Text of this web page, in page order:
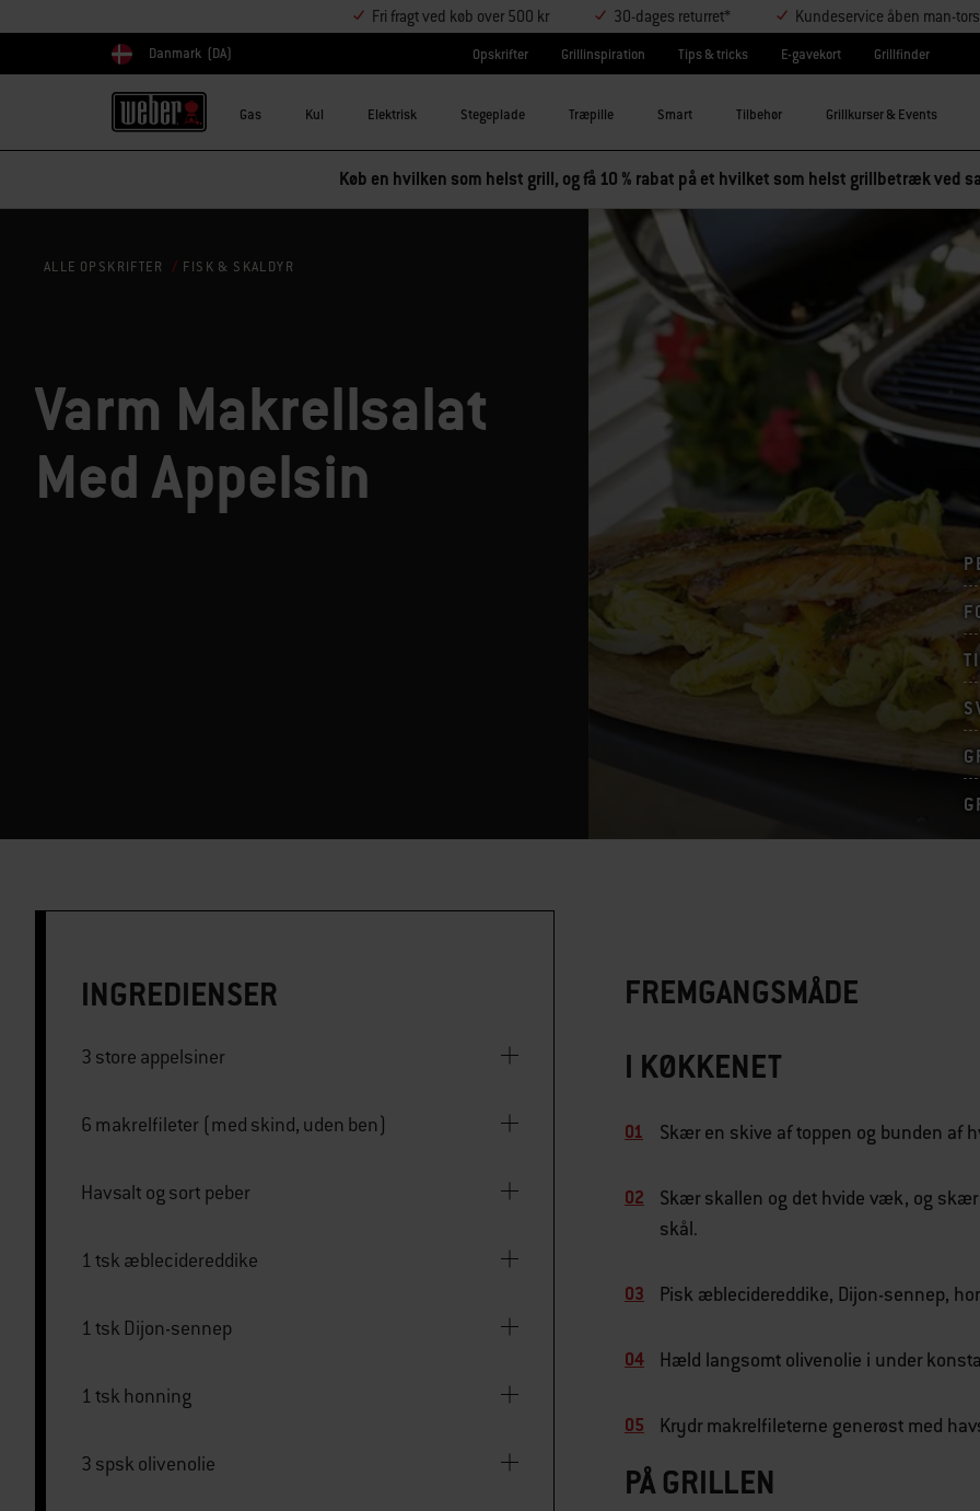
Fri fragt ved køb over 500 kr 30-dages returret* Kundeservice åben man-
Vælg land
Danmark (DA) Opskrifter Grillinspiration Tips & tricks E-gavekort Grillfinder
Gas Kul Elektrisk Stegeplade Træpille Smart Tilbehør Grillkurser & Events
Køb en hvilken som helst grill, og få 10 % rabat på et hvilket som helst grillbetræk ved
ALLE OPSKRIFTER FISK & SKALDYR
Varm Makrellsalat
Med Appelsin
INGREDIENSER
3 store appelsiner
6 makrelfileter (med skind, uden ben)
Havsalt og sort peber
1 tsk æblecidereddike
1 tsk Dijon-sennep
1 tsk honning
3 spsk olivenolie
FREMGANGSMÅDE
I KØKKENET
Skær en skive af toppen og bunden af
Skær skallen og det hvide væk, og
skål.
Pisk æblecidereddike, Dijon-sennep,
Hæld langsomt olivenolie i under
Krydr makrelfileterne generøst med
PÅ GRILLEN